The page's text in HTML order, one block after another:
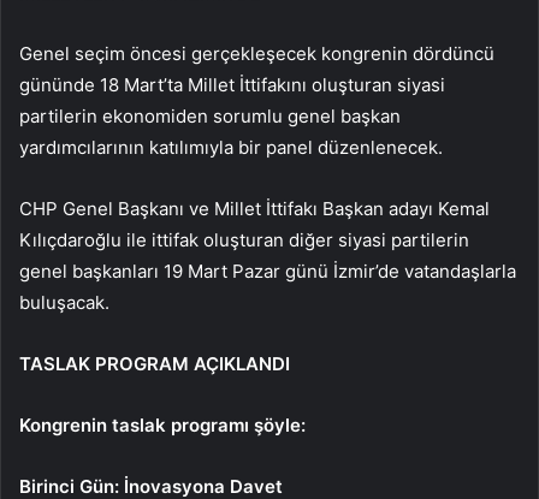
Genel seçim öncesi gerçekleşecek kongrenin dördüncü
gününde 18 Mart’ta Millet İttifakını oluşturan siyasi
partilerin ekonomiden sorumlu genel başkan
yardımcılarının katılımıyla bir panel düzenlenecek.
CHP Genel Başkanı ve Millet İttifakı Başkan adayı Kemal
Kılıçdaroğlu ile ittifak oluşturan diğer siyasi partilerin
genel başkanları 19 Mart Pazar günü İzmir’de vatandaşlarla
buluşacak.
TASLAK PROGRAM AÇIKLANDI
Kongrenin taslak programı şöyle:
Birinci Gün: İnovasyona Davet